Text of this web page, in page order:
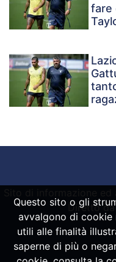
fare
Diretto
Questo sito o gli
avvalgono di cookie
utili alle finalità
saperne di più o